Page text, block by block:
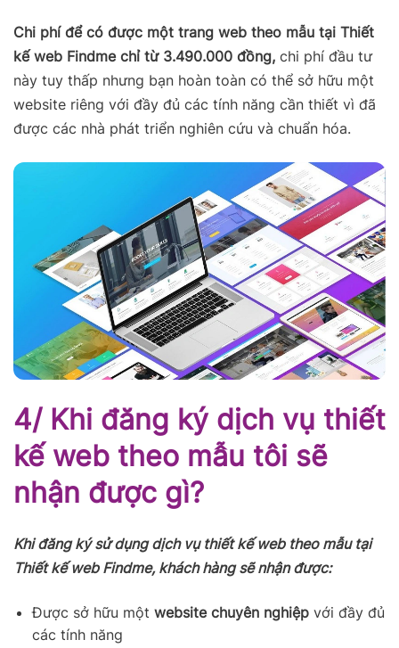
Chi phí để có được một trang web theo mẫu tại Thiết
kế web Findme chỉ từ 3.490.000 đồng, chi phí đầu tư
này tuy thấp nhưng bạn hoàn toàn có thể sở hữu một
website riêng với đầy đủ các tính năng cần thiết vì đã
được các nhà phát triển nghiên cứu và chuẩn hóa.
4/ Khi đăng ký dịch vụ thiết
kế web theo mẫu tôi sẽ
nhận được gì?
Khi đăng ký sử dụng dịch vụ thiết kế web theo mẫu tại
Thiết kế web Findme, khách hàng sẽ nhận được:
Được sở hữu một website chuyên nghiệp với đầy đủ
các tính năng